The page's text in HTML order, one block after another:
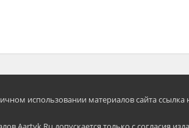
использовании материалов сайта ссылка